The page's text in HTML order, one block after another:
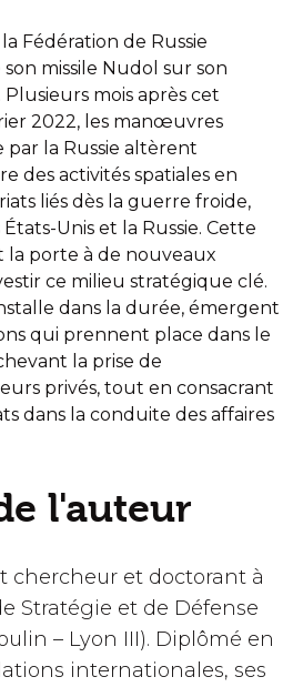
Fédération de Russie
missile Nudol sur son
Plusieurs mois après cet
2022, les manœuvres
par la Russie altèrent
des activités spatiales en
liés dès la guerre froide,
Unis et la Russie. Cette
la porte à de nouveaux
ce milieu stratégique clé.
dans la durée, émergent
qui prennent place dans le
la prise de
privés, tout en consacrant
dans la conduite des affaires
l'auteur
chercheur et doctorant à
Stratégie et de Défense
– Lyon III). Diplômé en
internationales, ses